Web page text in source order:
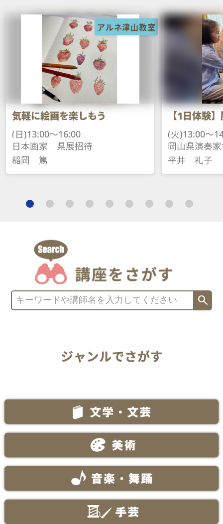
アルネ津山教室
気軽に絵画を楽しもう
(日)13:00～16:00
日本画家　県展招待
稲岡　篤
【1日体験
(火)13:00～
岡山県演奏
平井　礼子
search